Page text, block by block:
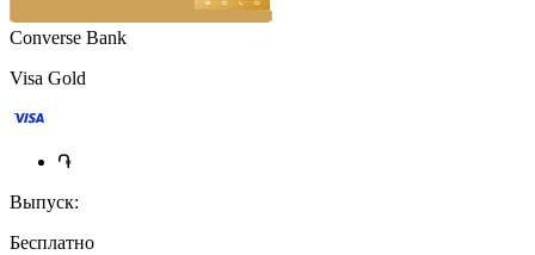
Converse Bank
Visa Gold
֏
Выпуск:
Бесплатно